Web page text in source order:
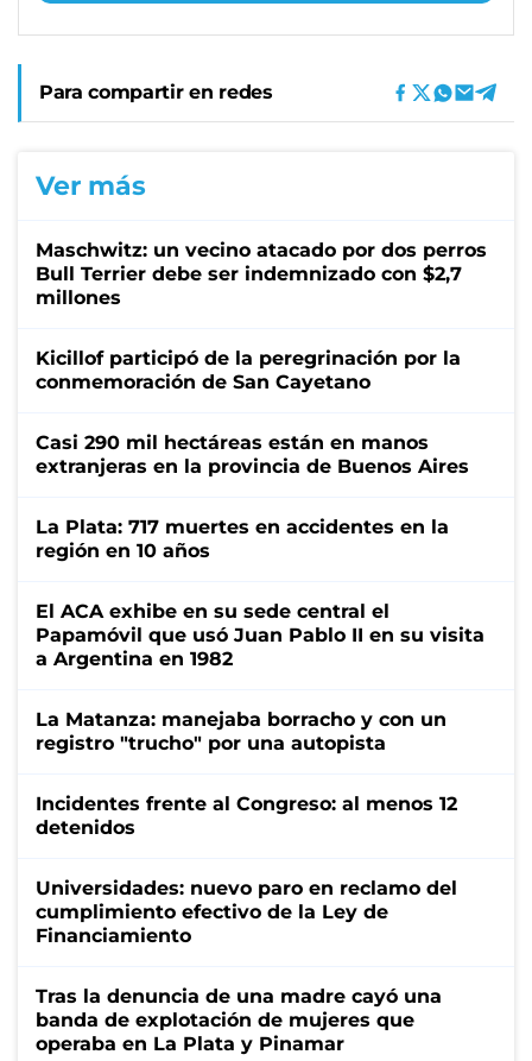
Para compartir en redes
Ver más
Maschwitz: un vecino atacado por dos perros
Bull Terrier debe ser indemnizado con $2,7
millones
Kicillof participó de la peregrinación por la
conmemoración de San Cayetano
Casi 290 mil hectáreas están en manos
extranjeras en la provincia de Buenos Aires
La Plata: 717 muertes en accidentes en la
región en 10 años
El ACA exhibe en su sede central el
Papamóvil que usó Juan Pablo II en su visita
a Argentina en 1982
La Matanza: manejaba borracho y con un
registro "trucho" por una autopista
Incidentes frente al Congreso: al menos 12
detenidos
Universidades: nuevo paro en reclamo del
cumplimiento efectivo de la Ley de
Financiamiento
Tras la denuncia de una madre cayó una
banda de explotación de mujeres que
operaba en La Plata y Pinamar